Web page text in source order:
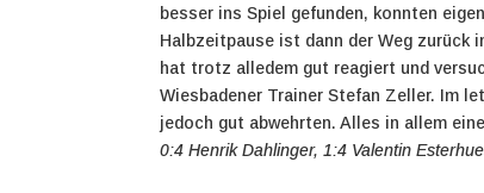
besser ins Spiel gefunden, konnten
Halbzeitpause ist dann der Weg zurück
hat trotz alledem gut reagiert und
Wiesbadener Trainer Stefan Zeller. Im
jedoch gut abwehrten. Alles in allem
0:4 Henrik Dahlinger, 1:4 Valentin